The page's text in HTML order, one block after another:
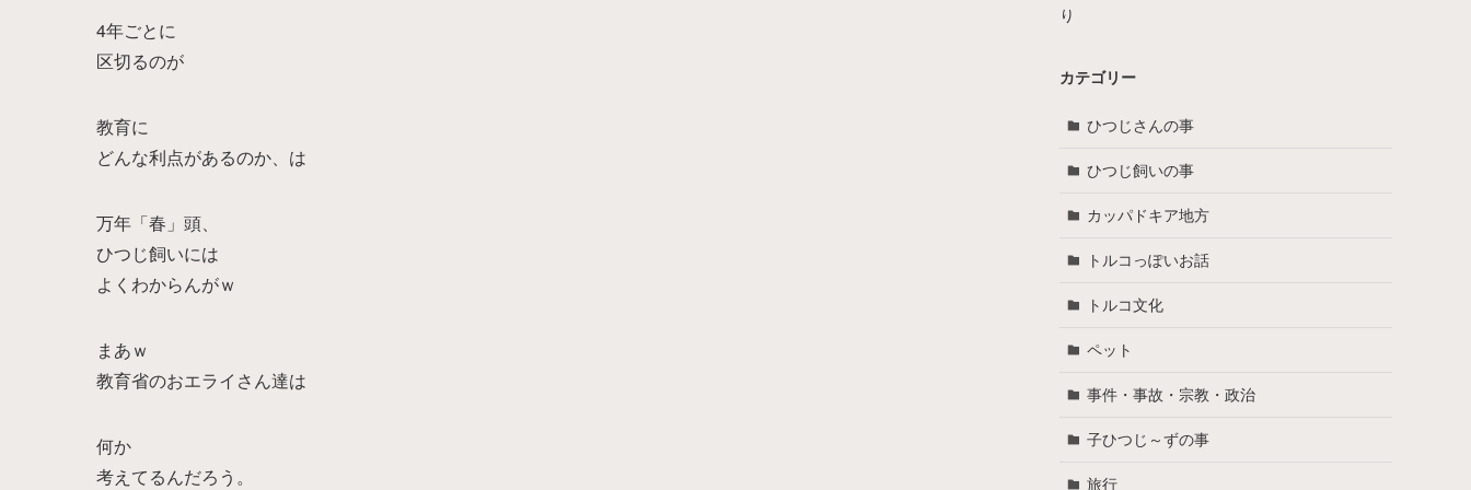
4年ごとに
区切るのが
教育に
どんな利点があるのか、は
万年「春」頭、
ひつじ飼いには
よくわからんがｗ
まあｗ
教育省のおエライさん達は
何か
考えてるんだろう。
り
カテゴリー
ひつじさんの事
ひつじ飼いの事
カッパドキア地方
トルコっぽいお話
トルコ文化
ペット
事件・事故・宗教・政治
子ひつじ～ずの事
旅行